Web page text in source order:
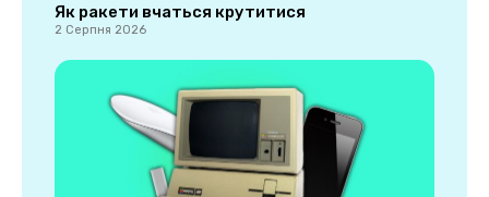
Як ракети вчаться крутитися
2 Серпня 2026